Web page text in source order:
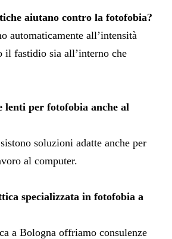
aiutano contro la fotofobia?
automaticamente all’intensità
il fastidio sia all’interno che
lenti per fotofobia anche al
soluzioni adatte anche per
al computer.
specializzata in fotofobia a
a Bologna offriamo consulenze